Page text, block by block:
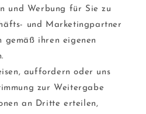
und Werbung für Sie zu
und Marketingpartner
gemäß ihren eigenen
auffordern oder uns
zur Weitergabe
an Dritte erteilen,